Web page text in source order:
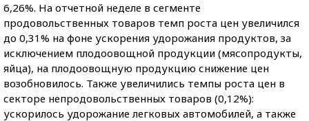
6,26%. На отчетной неделе в сегменте
продовольственных товаров темп роста цен увеличился
до 0,31% на фоне ускорения удорожания продуктов, за
исключением плодоовощной продукции (мясопродукты,
яйца), на плодоовощную продукцию снижение цен
возобновилось. Также увеличились темпы роста цен в
секторе непродовольственных товаров (0,12%):
ускорилось удорожание легковых автомобилей, а также